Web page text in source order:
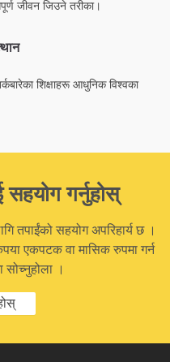
जीवन जिउने तरीका।
शिक्षाहरू आधुनिक विश्वका
सहयोग गर्नुहोस्
तपाईंको सहयोग अपरिहार्य छ ।
एकपटक वा मासिक रुपमा गर्न
सोच्नुहोला ।